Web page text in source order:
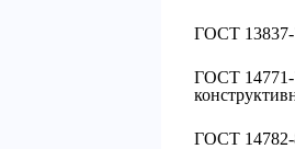
ГОСТ 13837-
ГОСТ 14771-
ГОСТ 14782-